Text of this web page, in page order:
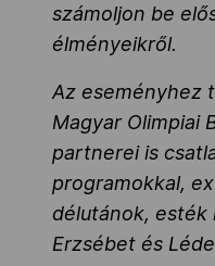
számoljon be
élményeikről.
Az eseményhez
Magyar Olimpiai
partnerei is
programokkal,
délutánok, esték
Erzsébet és